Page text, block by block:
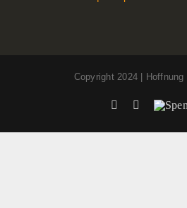
Copyright 2024 | Hoffnung
FacebookInstagram